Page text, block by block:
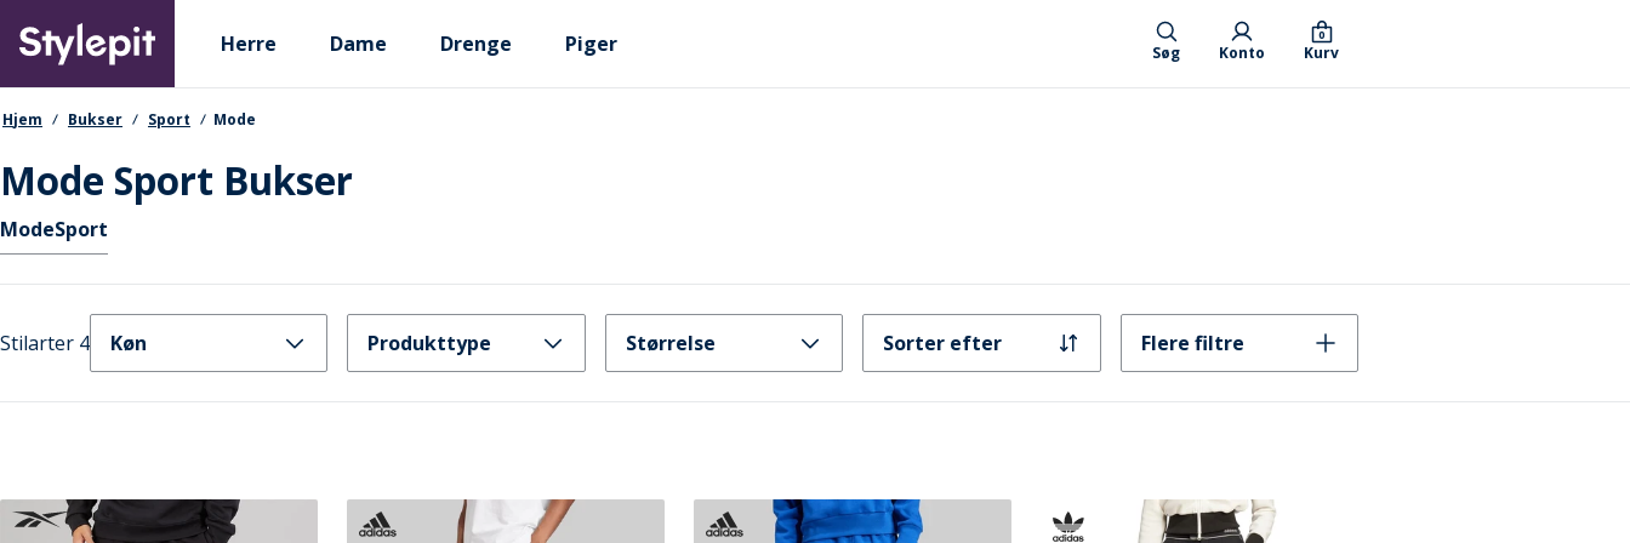
main
content
Primary departments
Herre Dame Drenge Piger Søg Konto Kurv
0
navigationssti
Hjem Bukser Sport Mode
Mode Sport Bukser
Hurtige links
ModeSport
Stilarter 4 Køn Produkttype Størrelse Sorter efter Flere filtre